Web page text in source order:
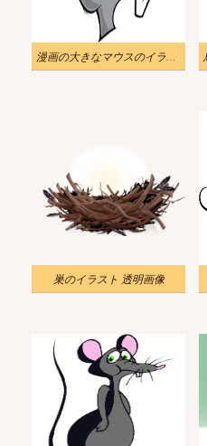
漫画の大きなマウスのイラスト画像
巣のイラスト 透明画像